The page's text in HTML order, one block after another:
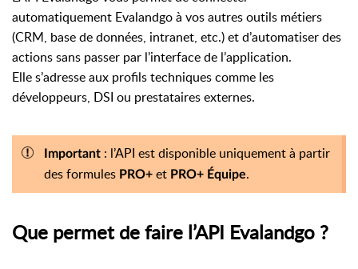
automatiquement Evalandgo à vos autres outils métiers
(CRM, base de données, intranet, etc.) et d’automatiser des
actions sans passer par l’interface de l’application.
Elle s’adresse aux profils techniques comme les
développeurs, DSI ou prestataires externes.
Important : l’API est disponible uniquement à partir
des formules PRO+ et PRO+ Équipe.
Que permet de faire l’API Evalandgo ?